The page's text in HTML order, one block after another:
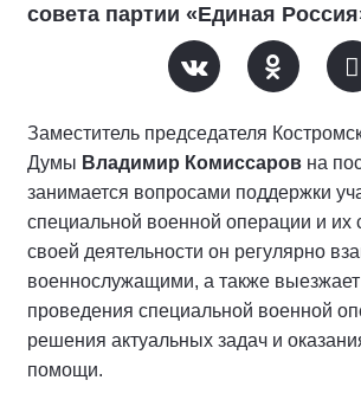
совета партии «Единая
Заместитель председателя
Думы Владимир Комиссаров на
занимается вопросами поддержки
специальной военной операции и их
своей деятельности он регулярно
военнослужащими, а также выезжает
проведения специальной военной
решения актуальных задач и
помощи.